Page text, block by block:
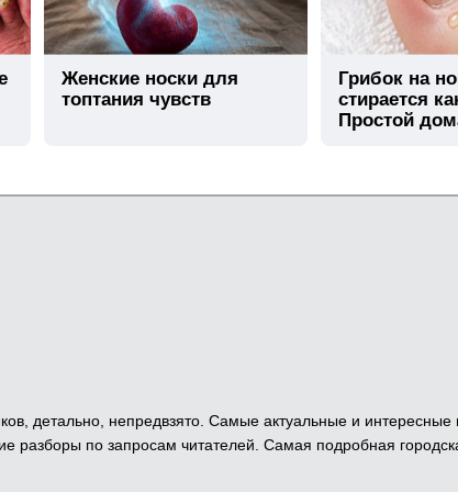
Женские носки для
топтания чувств
Грибок на
стирается
Простой
детально, непредвзято. Самые актуальные и
разборы по запросам читателей. Самая подробная